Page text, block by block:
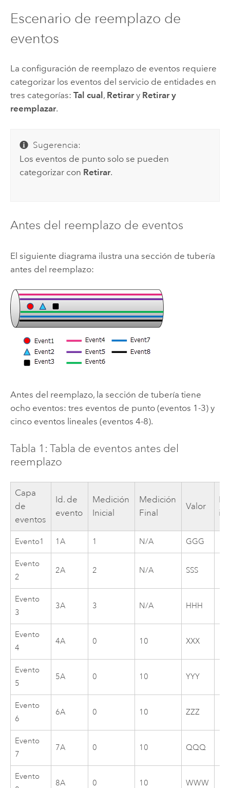
Escenario de reemplazo de
eventos
La configuración de reemplazo de eventos requiere
categorizar los eventos del servicio de entidades en
tres categorías: Tal cual , Retirary Retirar y
reemplazar.
Sugerencia:
Los eventos de punto solo se pueden
categorizar con Retirar.
Antes del reemplazo de eventos
El siguiente diagrama ilustra una sección de tubería
antes del reemplazo:
Antes del reemplazo, la sección de tubería tiene
ocho eventos: tres eventos de punto (eventos 1-3) y
cinco eventos lineales (eventos 4-8).
Tabla 1: Tabla de eventos antes del
reemplazo
Capa
de
eventos
Id. de
evento
Medición
Inicial
Medición
Final
Valor
Evento1 1A 1 N/A GGG
Evento
2
2A 2 N/A SSS
Evento
3
3A 3 N/A HHH
Evento
4
4A 0 10 XXX
Evento
5
5A 0 10 YYY
Evento
6
6A 0 10 ZZZ
Evento
7
7A 0 10 QQQ
Evento
8A 0 10 WWW